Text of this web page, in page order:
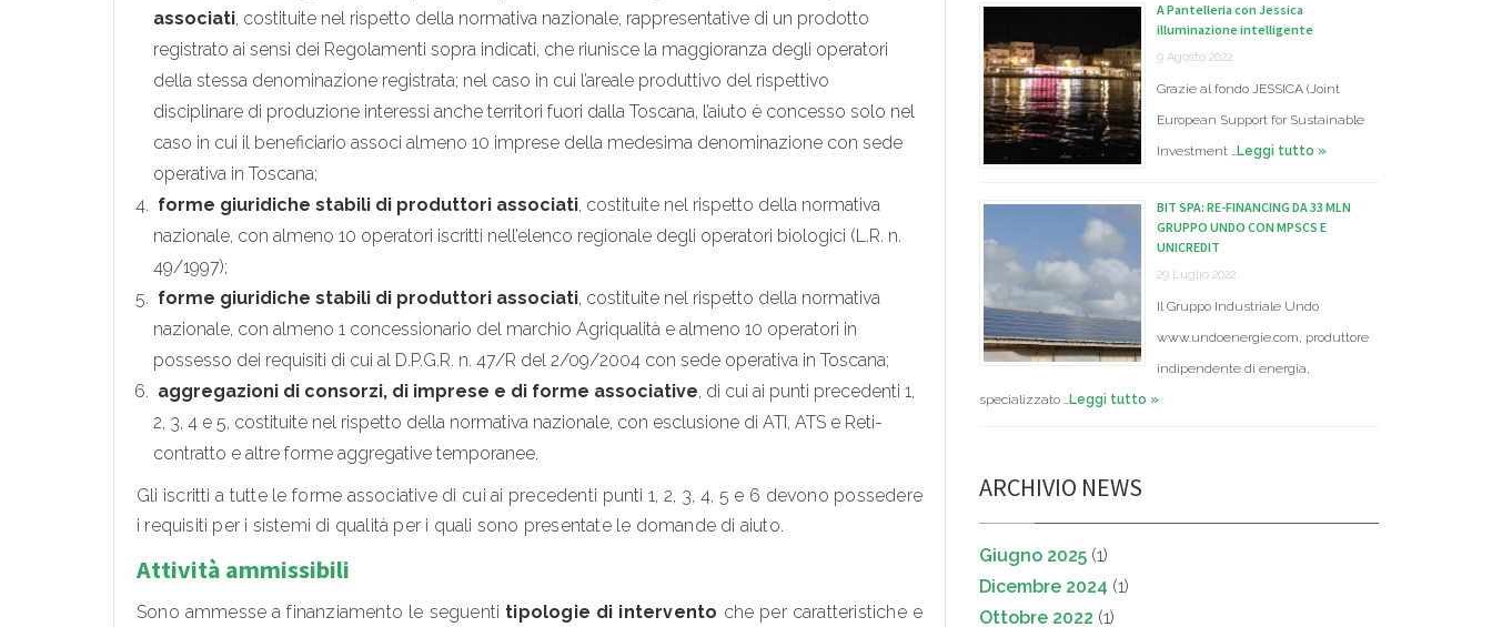
associati, costituite nel rispetto della normativa nazionale, rappresentative di un prodotto
registrato ai sensi dei Regolamenti sopra indicati, che riunisce la maggioranza degli operatori
della stessa denominazione registrata; nel caso in cui l’areale produttivo del rispettivo
disciplinare di produzione interessi anche territori fuori dalla Toscana, l’aiuto è concesso solo nel
caso in cui il beneficiario associ almeno 10 imprese della medesima denominazione con sede
operativa in Toscana;
forme giuridiche stabili di produttori associati, costituite nel rispetto della normativa
nazionale, con almeno 10 operatori iscritti nell’elenco regionale degli operatori biologici (L.R. n.
49/1997);
forme giuridiche stabili di produttori associati, costituite nel rispetto della normativa
nazionale, con almeno 1 concessionario del marchio Agriqualità e almeno 10 operatori in
possesso dei requisiti di cui al D.P.G.R. n. 47/R del 2/09/2004 con sede operativa in Toscana;
aggregazioni di consorzi, di imprese e di forme associative, di cui ai punti precedenti 1,
2, 3, 4 e 5, costituite nel rispetto della normativa nazionale, con esclusione di ATI, ATS e Reti-
contratto e altre forme aggregative temporanee.
Gli iscritti a tutte le forme associative di cui ai precedenti punti 1, 2, 3, 4, 5 e 6 devono possedere
i requisiti per i sistemi di qualità per i quali sono presentate le domande di aiuto.
Attività ammissibili
Sono ammesse a finanziamento le seguenti tipologie di intervento che per caratteristiche e
A Pantelleria con Jessica
illuminazione intelligente
9 Agosto 2022
Grazie al fondo JESSICA (Joint
European Support for Sustainable
Investment …Leggi tutto »
BIT SPA: RE-FINANCING DA 33 MLN
GRUPPO UNDO CON MPSCS E
UNICREDIT
29 Luglio 2022
Il Gruppo Industriale Undo
www.undoenergie.com, produttore
indipendente di energia,
specializzato …Leggi tutto »
ARCHIVIO NEWS
Giugno 2025 (1)
Dicembre 2024 (1)
Ottobre 2022 (1)